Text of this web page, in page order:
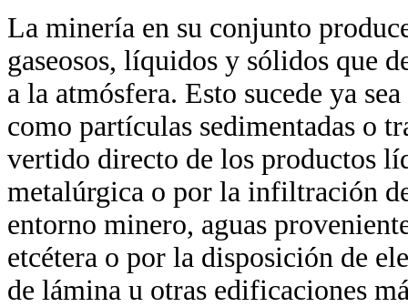
La minería en su conjunto
gaseosos, líquidos y sólidos que
a la atmósfera. Esto sucede ya
como partículas sedimentadas o
vertido directo de los productos
metalúrgica o por la infiltración
entorno minero, aguas
etcétera o por la disposición de
de lámina u otras edificaciones